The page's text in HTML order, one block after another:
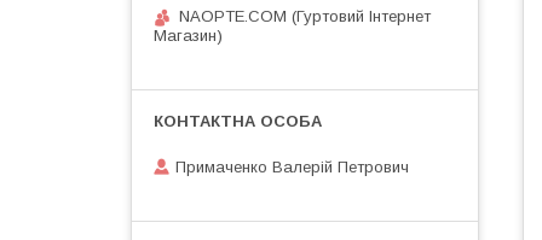
NAOPTE.COM (Гуртовий Інтернет
Магазин)
Примаченко Валерій Петрович